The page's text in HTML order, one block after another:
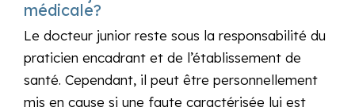
médicale?
Le docteur junior reste sous la responsabilité du
praticien encadrant et de l’établissement de
santé. Cependant, il peut être personnellement
mis en cause si une faute caractérisée lui est